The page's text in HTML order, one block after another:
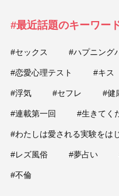
#最近話題のキーワー
#セックス #ハプニング
#恋愛心理テスト #キス
#浮気 #セフレ #健
#連載第一回 #生きてく
#わたしは愛される実験をは
#レズ風俗 #夢占い
#不倫